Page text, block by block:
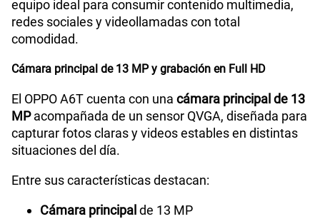
equipo ideal para consumir contenido multimedia,
redes sociales y videollamadas con total
comodidad.
Cámara principal de 13 MP y grabación en Full HD
El OPPO A6T cuenta con una cámara principal de 13
MPacompañada de un sensor QVGA, diseñada para
capturar fotos claras y videos estables en distintas
situaciones del día.
Entre sus características destacan:
Cámara principal de 13 MP